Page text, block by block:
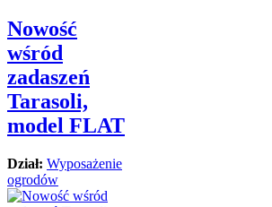
Nowość
wśród
zadaszeń
Tarasoli,
model FLAT
Dział: Wyposażenie
ogrodów